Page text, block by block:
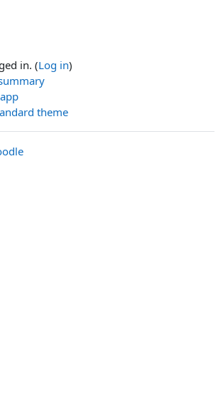
in. (Log in)
theme